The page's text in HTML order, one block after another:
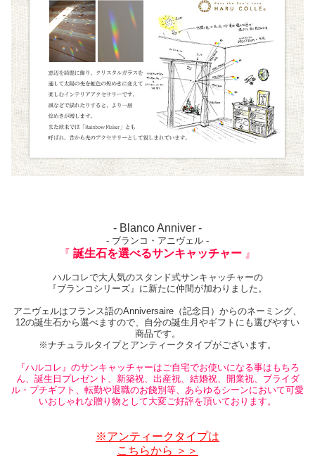
- Blanco Anniver -
- ブランコ・アニヴェル -
『 誕生石を選べるサンキャッチャー 』
ハルコレで大人気のスタンド式サンキャッチャーの
『ブランコシリーズ』に新たに仲間が加わりました。
アニヴェルはフランス語のAnniversaire（記念日）からのネーミング、
12の誕生石から選べますので、自分の誕生月やギフトにも選びやすい
商品です。
※ナチュラルタイプとアンティークタイプがございます。
『ハルコレ』のサンキャッチャーはご自宅でお使いになる事はもちろ
ん、誕生日プレゼント、新築祝、出産祝、結婚祝、開業祝、ブライダ
ル・プチギフト、転勤や退職のお餞別等、あらゆるシーンにおいて可愛
いおしゃれな贈り物として大変ご好評を頂いております。
※アンティークタイプは
こちらから ＞＞